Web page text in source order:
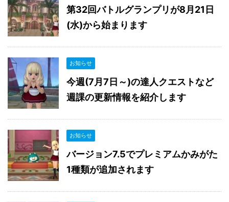
第32回バトルグランプリが8月21日
(水)から始まります
お知らせ
今週(7月7日～)の達人クエストなど
週課の更新情報を紹介します
お知らせ
バージョン7.5でプレミアムかみがた
1種類が追加されます